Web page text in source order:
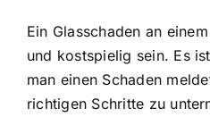
Ein Glasschaden an
und kostspielig sein. Es
man einen Schaden
richtigen Schritte zu